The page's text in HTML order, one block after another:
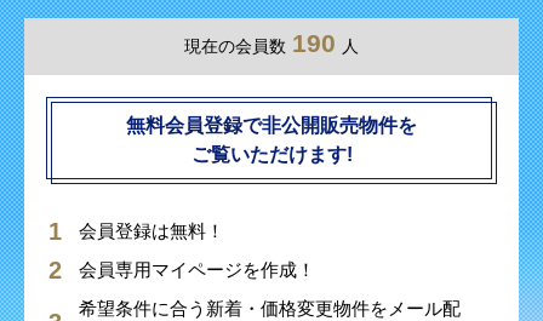
現在の会員数 190 人
無料会員登録で非公開販売物件を
ご覧いただけます!
会員登録は無料！
会員専用マイページを作成！
希望条件に合う新着・価格変更物件をメール配